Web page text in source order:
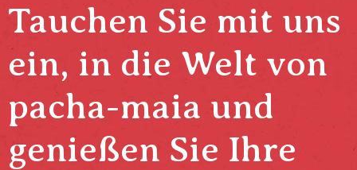
Tauchen Sie mit uns
ein, in die Welt von
pacha-maia und
genießen Sie Ihre